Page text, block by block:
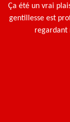
Ça été un vrai
gentillesse est
regardant